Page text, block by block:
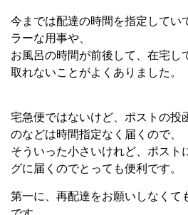
今までは配達の時間を指定してい
ラーな用事や、
お風呂の時間が前後して、在宅し
取れないことがよくありました。
宅急便ではないけど、ポストの投
のなどは時間指定なく届くので、
そういった小さいけれど、ポスト
グに届くのでとっても便利です。
第一に、再配達をお願いしなくて